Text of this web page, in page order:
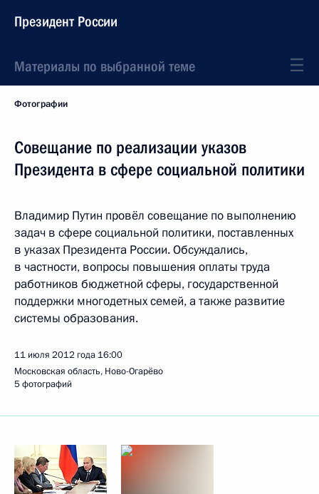
Президент России
Материалы по выбранной теме
Фотографии
Совещание по реализации указов
Президента в сфере социальной политики
Владимир Путин провёл совещание по выполнению
задач в сфере социальной политики, поставленных
в указах Президента России. Обсуждались,
в частности, вопросы повышения оплаты труда
работников бюджетной сферы, государственной
поддержки многодетных семей, а также развитие
системы образования.
11 июля 2012 года 16:00
Московская область, Ново-Огарёво
5 фотографий